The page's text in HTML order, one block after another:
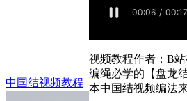
中国结视频教程
视频教程作者：B
编绳必学的【盘龙
本中国结视频编法